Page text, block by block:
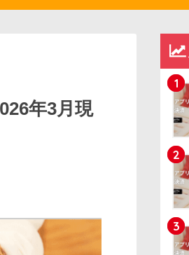
年3月現
1
2
3